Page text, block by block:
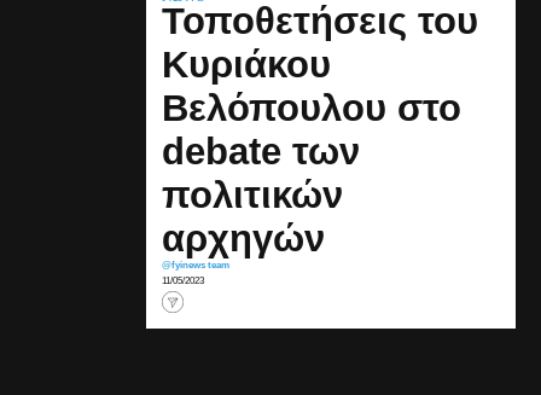
Τοποθετήσεις του
Κυριάκου
Βελόπουλου στο
debate των
πολιτικών
αρχηγών
@fyinews team
11/05/2023